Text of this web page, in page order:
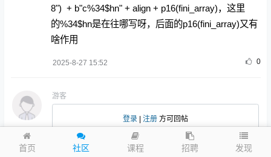
首页 社区 课程 招聘 发现
8") + b"c%34$hn" + align + p16(fini_array)，这里
的%34$hn是在往哪写呀，后面的p16(fini_array)又有
啥作用
2025-8-27 15:52 0
游客
登录 | 注册 方可回帖
回帖 高级回复